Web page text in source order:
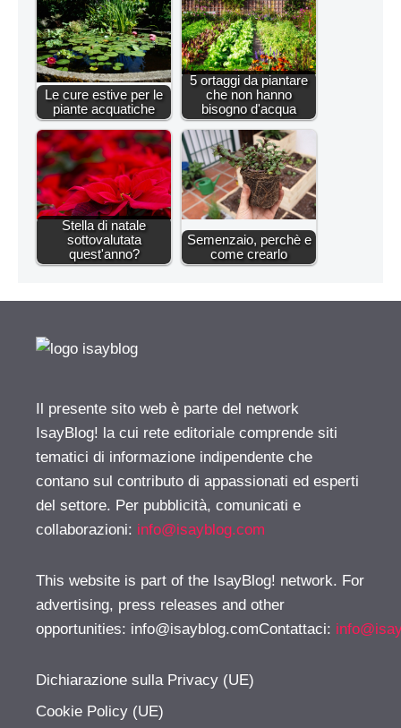
Le cure estive per le
piante acquatiche
5 ortaggi da piantare
che non hanno
bisogno d'acqua
Stella di natale
sottovalutata
quest'anno?
Semenzaio, perchè e
come crearlo
Il presente sito web è parte del network
IsayBlog! la cui rete editoriale comprende siti
tematici di informazione indipendente che
contano sul contributo di appassionati ed esperti
del settore. Per pubblicità, comunicati e
collaborazioni: info@isayblog.com
This website is part of the IsayBlog! network. For
advertising, press releases and other
opportunities: info@isayblog.comContattaci:
Dichiarazione sulla Privacy (UE)
Cookie Policy (UE)